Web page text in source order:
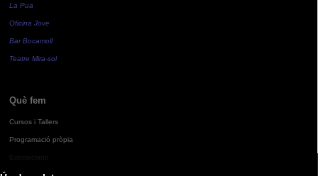
La Pua
Oficina Jove
Bar Bocamoll
Teatre Mira-sol
Què fem
Cursos i Tallers
Programació pròpia